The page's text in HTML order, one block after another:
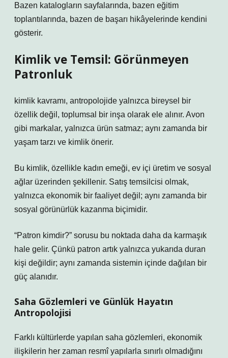
Bazen katalogların sayfalarında, bazen eğitim
toplantılarında, bazen de başarı hikâyelerinde kendini
gösterir.
Kimlik ve Temsil: Görünmeyen
Patronluk
kimlik kavramı, antropolojide yalnızca bireysel bir
özellik değil, toplumsal bir inşa olarak ele alınır. Avon
gibi markalar, yalnızca ürün satmaz; aynı zamanda bir
yaşam tarzı ve kimlik önerir.
Bu kimlik, özellikle kadın emeği, ev içi üretim ve sosyal
ağlar üzerinden şekillenir. Satış temsilcisi olmak,
yalnızca ekonomik bir faaliyet değil; aynı zamanda bir
sosyal görünürlük kazanma biçimidir.
“Patron kimdir?” sorusu bu noktada daha da karmaşık
hale gelir. Çünkü patron artık yalnızca yukarıda duran
kişi değildir; aynı zamanda sistemin içinde dağılan bir
güç alanıdır.
Saha Gözlemleri ve Günlük Hayatın
Antropolojisi
Farklı kültürlerde yapılan saha gözlemleri, ekonomik
ilişkilerin her zaman resmî yapılarla sınırlı olmadığını